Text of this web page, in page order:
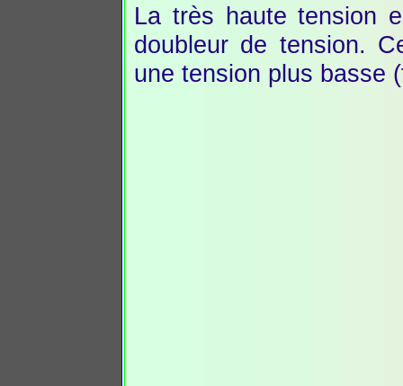
La très haute tension
doubleur de tension.
une tension plus basse